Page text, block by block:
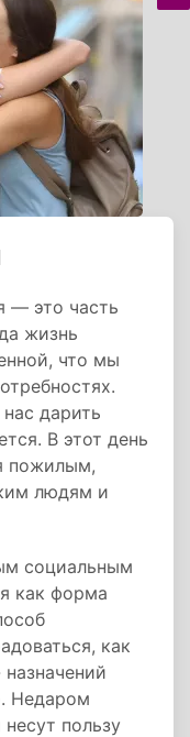
— это часть
жизнь
что мы
дарить
В этот день
пожилым,
людям и
социальным
как форма
как
Недаром
пользу